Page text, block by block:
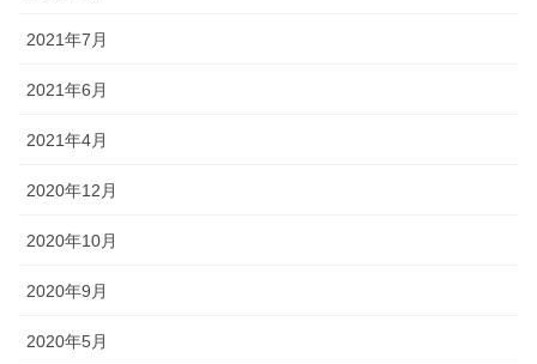
2021年7月
2021年6月
2021年4月
2020年12月
2020年10月
2020年9月
2020年5月